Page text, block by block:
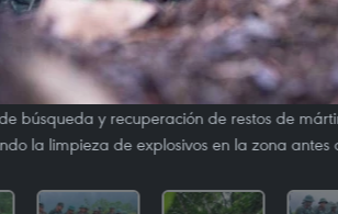
búsqueda y recuperación de restos de
la limpieza de explosivos en la zona